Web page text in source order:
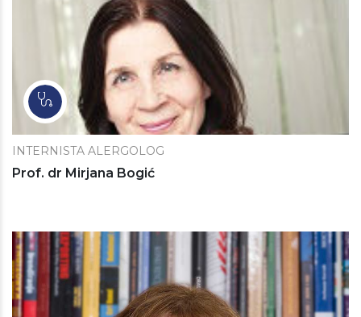
INTERNISTA ALERGOLOG
Prof. dr Mirjana Bogić